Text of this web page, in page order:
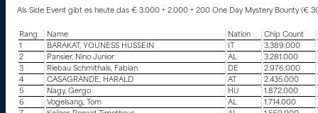
Als Side Event gibt es heute das € 3.000 + 2.000 + 200 One Day Mystery Bounty (€
Rang Name Nation
Chip Count
1
BARAKAT, YOUNESS HUSSEIN 3.389.000
2
Pansier, Nino Junior AL 3.281.000
3
Riebau Schmithals, Fabian DE 2.976.000
4
CASAGRANDE, HARALD AT 2.435.000
5
Nagy, Gergo HU 1.872.000
6
Vogelsang, Tom AL 1.714.000